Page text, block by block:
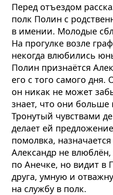
Перед отъездом
полк Полин с
в имении. Молодые
На прогулке возле
некогда влюбились
Полин признаётся
его с того самого дня.
он никак не может
знает, что они больше
Тронутый чувствами
делает ей
помолвка,
Александр не влюблён,
по Анечке, но видит
друга, умную и
на службу в полк.